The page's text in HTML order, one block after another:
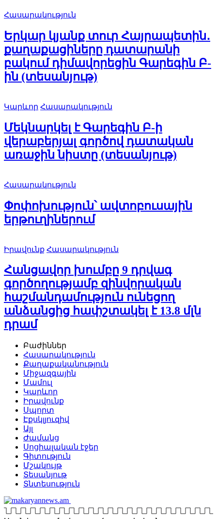
Հասարակություն
Երկար կյանք տուր Հայրապետին․
քաղաքացիները դատարանի
բակում դիմավորեցին Գարեգին Բ-
ին (տեսանյութ)
Կարևոր Հասարակություն
Մեկնարկել է Գարեգին Բ-ի
վերաբերյալ գործով դատական
առաջին նիստը (տեսանյութ)
Հասարակություն
Փոփոխություն՝ ավտոբուսային
երթուղիներում
Իրավունք Հասարակություն
Հանցավոր խումբը 9 դրվագ
գործողությամբ զինվորական
հաշմանդամություն ունեցող
անձանցից հափշտակել է 13.8 մլն
դրամ
Բաժիններ
Հասարակություն
Քաղաքականություն
Միջազգային
Մամուլ
Կարևոր
Իրավունք
Սպորտ
Էքսկլյուզիվ
Այլ
Ժամանց
Սոցիալական էջեր
Գիտություն
Մշակույթ
Տեսանյութ
Տնտեսություն